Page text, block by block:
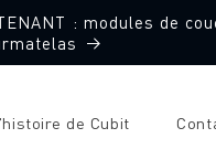
: modules de
de Cubit